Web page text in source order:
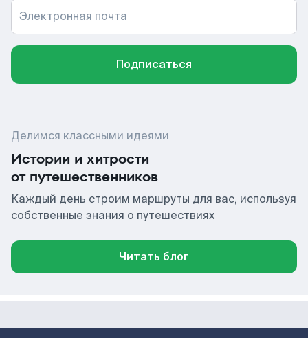
Электронная почта
Подписаться
Делимся классными идеями
Истории и хитрости
от путешественников
Каждый день строим маршруты для вас, используя
собственные знания о путешествиях
Читать блог